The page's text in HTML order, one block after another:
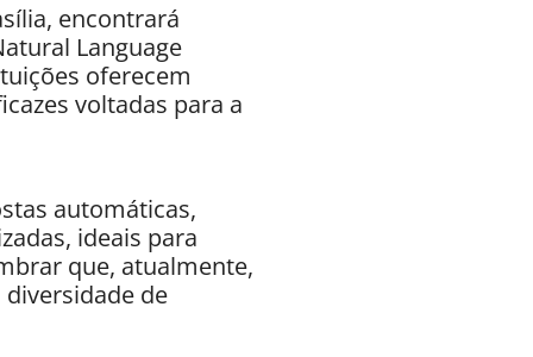
encontrará
Language
oferecem
voltadas para a
automáticas,
ideais para
que, atualmente,
de